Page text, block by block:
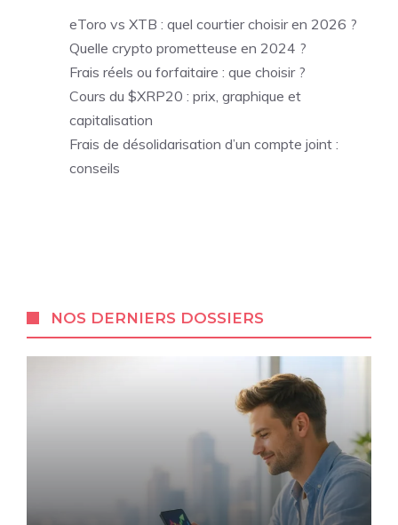
eToro vs XTB : quel courtier choisir en 2026 ?
Quelle crypto prometteuse en 2024 ?
Frais réels ou forfaitaire : que choisir ?
Cours du $XRP20 : prix, graphique et
capitalisation
Frais de désolidarisation d’un compte joint :
conseils
NOS DERNIERS DOSSIERS